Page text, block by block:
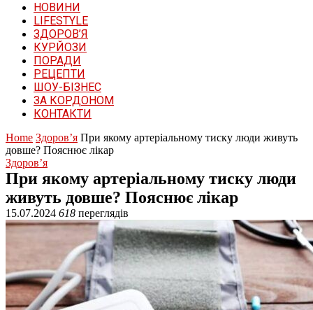
НОВИНИ
LIFESTYLE
ЗДОРОВ’Я
КУРЙОЗИ
ПОРАДИ
РЕЦЕПТИ
ШОУ-БІЗНЕС
ЗА КОРДОНОМ
КОНТАКТИ
Home Здоров’я При якому артеріальному тиску люди живуть
довше? Пояснює лікар
Здоров’я
При якому артеріальному тиску люди
живуть довше? Пояснює лікар
15.07.2024 618 переглядів